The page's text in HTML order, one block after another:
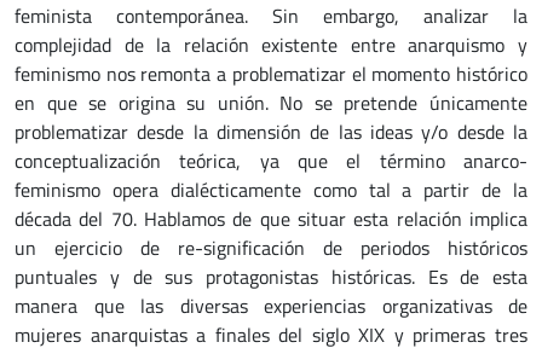
feminista contemporánea. Sin embargo, analizar la
complejidad de la relación existente entre anarquismo y
feminismo nos remonta a problematizar el momento histórico
en que se origina su unión. No se pretende únicamente
problematizar desde la dimensión de las ideas y/o desde la
conceptualización teórica, ya que el término anarco-
feminismo opera dialécticamente como tal a partir de la
década del 70. Hablamos de que situar esta relación implica
un ejercicio de re-significación de periodos históricos
puntuales y de sus protagonistas históricas. Es de esta
manera que las diversas experiencias organizativas de
mujeres anarquistas a finales del siglo XIX y primeras tres